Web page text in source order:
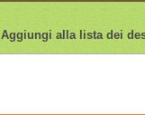
Aggiungi alla lista dei